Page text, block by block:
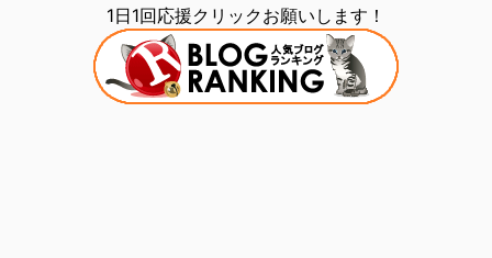
1日1回応援クリックお願いします！